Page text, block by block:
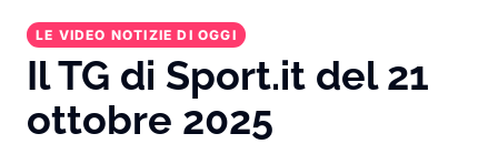
LE VIDEO NOTIZIE DI OGGI
Il TG di Sport.it del 21
ottobre 2025